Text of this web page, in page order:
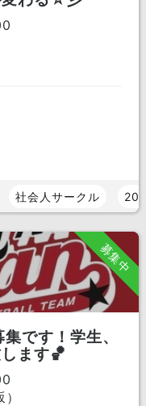
社会人サークル 20
募集中
です！学生、
ます🏀